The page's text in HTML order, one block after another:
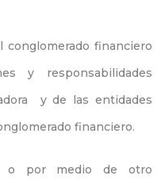
conglomerado financiero
y responsabilidades
y de las entidades
financiero.
o por medio de otro